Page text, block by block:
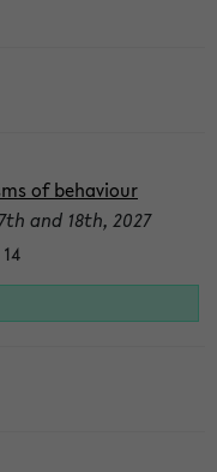
of behaviour
and 18th, 2027